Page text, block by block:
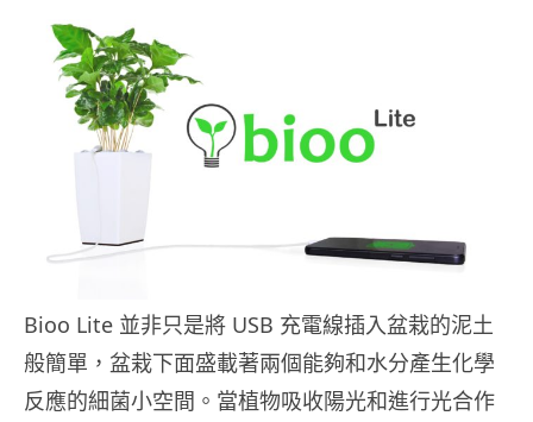
Bioo Lite 並非只是將 USB 充電線插入盆栽的泥土
般簡單，盆栽下面盛載著兩個能夠和水分產生化學
反應的細菌小空間。當植物吸收陽光和進行光合作